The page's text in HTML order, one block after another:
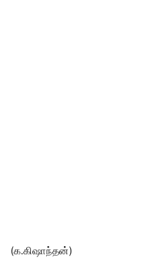
(க.கிஷாந்தன்)